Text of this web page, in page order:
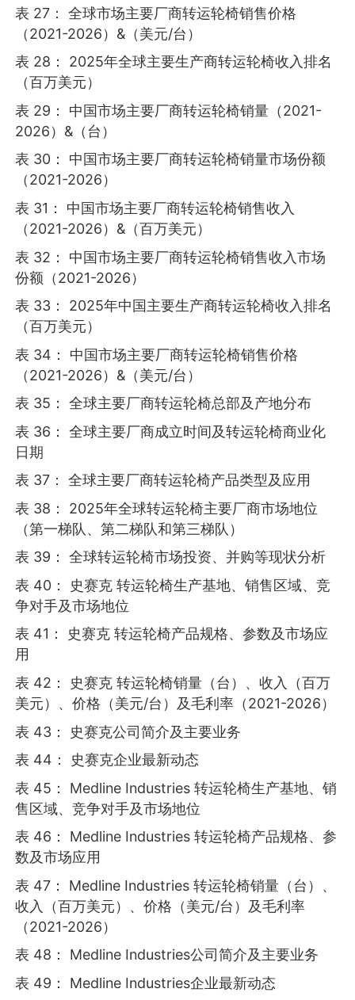
表 27： 全球市场主要厂商转运轮椅销售价格
（2021-2026）&（美元/台）
表 28： 2025年全球主要生产商转运轮椅收入排名
（百万美元）
表 29： 中国市场主要厂商转运轮椅销量（2021-
2026）&（台）
表 30： 中国市场主要厂商转运轮椅销量市场份额
（2021-2026）
表 31： 中国市场主要厂商转运轮椅销售收入
（2021-2026）&（百万美元）
表 32： 中国市场主要厂商转运轮椅销售收入市场
份额（2021-2026）
表 33： 2025年中国主要生产商转运轮椅收入排名
（百万美元）
表 34： 中国市场主要厂商转运轮椅销售价格
（2021-2026）&（美元/台）
表 35： 全球主要厂商转运轮椅总部及产地分布
表 36： 全球主要厂商成立时间及转运轮椅商业化
日期
表 37： 全球主要厂商转运轮椅产品类型及应用
表 38： 2025年全球转运轮椅主要厂商市场地位
（第一梯队、第二梯队和第三梯队）
表 39： 全球转运轮椅市场投资、并购等现状分析
表 40： 史赛克 转运轮椅生产基地、销售区域、竞
争对手及市场地位
表 41： 史赛克 转运轮椅产品规格、参数及市场应
用
表 42： 史赛克 转运轮椅销量（台）、收入（百万
美元）、价格（美元/台）及毛利率（2021-2026）
表 43： 史赛克公司简介及主要业务
表 44： 史赛克企业最新动态
表 45： Medline Industries 转运轮椅生产基地、销
售区域、竞争对手及市场地位
表 46： Medline Industries 转运轮椅产品规格、参
数及市场应用
表 47： Medline Industries 转运轮椅销量（台）、
收入（百万美元）、价格（美元/台）及毛利率
（2021-2026）
表 48： Medline Industries公司简介及主要业务
表 49： Medline Industries企业最新动态